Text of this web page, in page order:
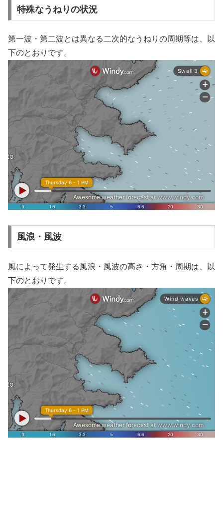
特殊なうねりの状況
第一波・第二波とは異なる二次的なうねりの周期等は、以
下のとおりです。
風浪・風波
風によって発生する風浪・風波の高さ・方角・周期は、以
下のとおりです。